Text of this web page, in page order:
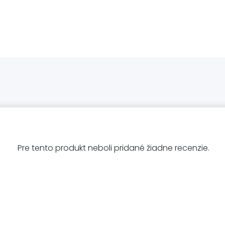
Pre tento produkt neboli pridané žiadne recenzie.